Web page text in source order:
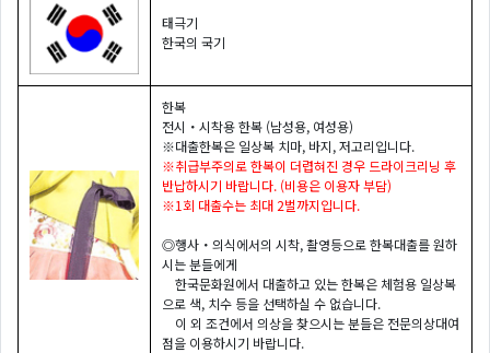
태극기
한국의 국기
한복
전시・시착용 한복 (남성용, 여성용)
※대출한복은 일상복 치마, 바지, 저고리입니다.
※취급부주의로 한복이 더렵혀진 경우 드라이크리닝 후
반납하시기 바랍니다. (비용은 이용자 부담)
※1회 대출수는 최대 2벌까지입니다.
◎행사・의식에서의 시착, 촬영등으로 한복대출를 원하
시는 분들에게
한국문화원에서 대출하고 있는 한복은 체험용 일상복
으로 색, 치수 등을 선택하실 수 없습니다.
이 외 조건에서 의상을 찾으시는 분들은 전문의상대여
점을 이용하시기 바랍니다.